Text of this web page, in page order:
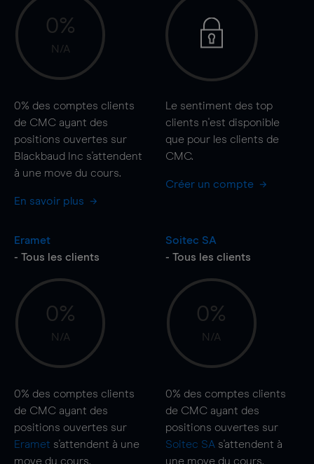
0%
N/A
0% des comptes clients
de CMC ayant des
positions ouvertes sur
Blackbaud Inc s'attendent
à une move du cours.
En savoir plus
Le sentiment des top
clients n'est disponible
que pour les clients de
CMC.
Créer un compte
Eramet
- Tous les clients
0%
N/A
0% des comptes clients
de CMC ayant des
positions ouvertes sur
Eramet s'attendent à une
move du cours.
Soitec SA
- Tous les clients
0%
N/A
0% des comptes clients
de CMC ayant des
positions ouvertes sur
Soitec SA s'attendent à
une move du cours.